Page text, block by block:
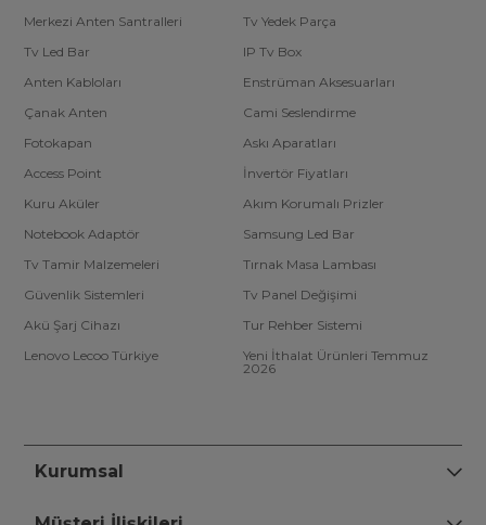
Merkezi Anten Santralleri
Tv Yedek Parça
Tv Led Bar
IP Tv Box
Anten Kabloları
Enstrüman Aksesuarları
Çanak Anten
Cami Seslendirme
Fotokapan
Askı Aparatları
Access Point
İnvertör Fiyatları
Kuru Aküler
Akım Korumalı Prizler
Notebook Adaptör
Samsung Led Bar
Tv Tamir Malzemeleri
Tırnak Masa Lambası
Güvenlik Sistemleri
Tv Panel Değişimi
Akü Şarj Cihazı
Tur Rehber Sistemi
Lenovo Lecoo Türkiye
Yeni İthalat Ürünleri Temmuz
2026
Kurumsal